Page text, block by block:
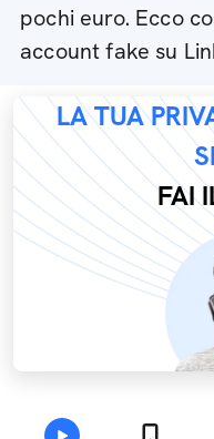
pochi euro. Ecco
account fake su
LA TUA
FAI